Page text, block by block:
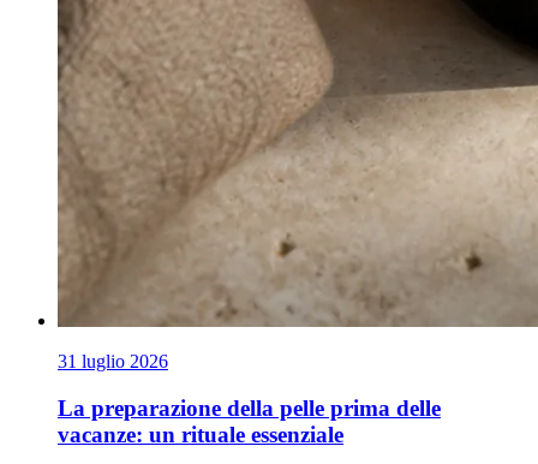
31 luglio 2026
La preparazione della pelle prima delle
vacanze: un rituale essenziale